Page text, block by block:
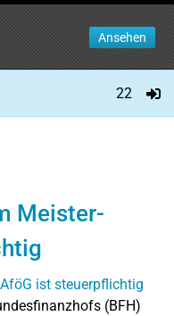
Ansehen
22
Meister-
(BFH)